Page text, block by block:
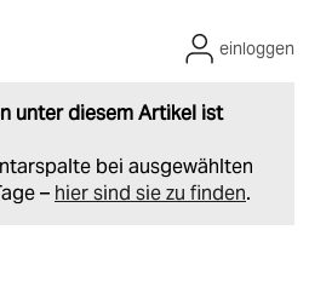
unter diesem Artikel ist
bei ausgewählten
– hier sind sie zu finden.
einloggen